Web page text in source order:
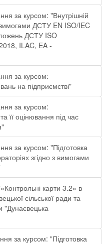
за курсом: "Внутрішній
вимогами ДСТУ EN ISO/IEC
ДСТУ ISO
ILAC, EA -
за курсом:
на підприємстві"
за курсом:
її оцінювання під час
за курсом: "Підготовка
згідно з вимогами
карти 3.2» в
сільської ради та
"Дунаєвецька
за курсом: "Підготовка